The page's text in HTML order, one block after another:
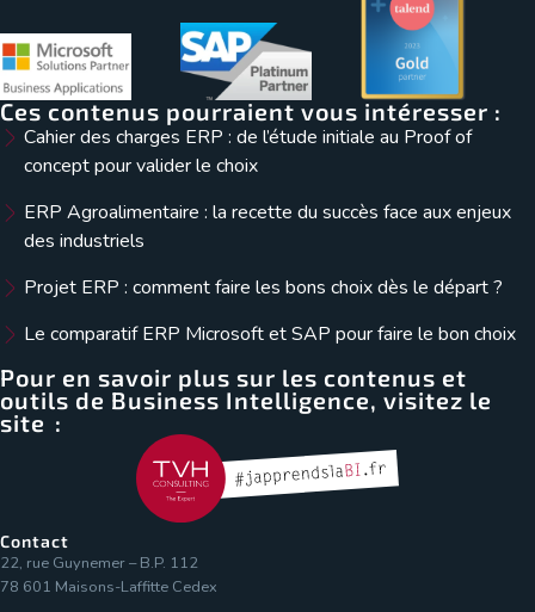
Ces contenus pourraient vous intéresser :
Cahier des charges ERP : de l’étude initiale au Proof of
concept pour valider le choix
ERP Agroalimentaire : la recette du succès face aux enjeux
des industriels
Projet ERP : comment faire les bons choix dès le départ ?
Le comparatif ERP Microsoft et SAP pour faire le bon choix
Pour en savoir plus sur les contenus et
outils de Business Intelligence, visitez le
site :
Contact
22, rue Guynemer – B.P. 112
78 601 Maisons-Laffitte Cedex